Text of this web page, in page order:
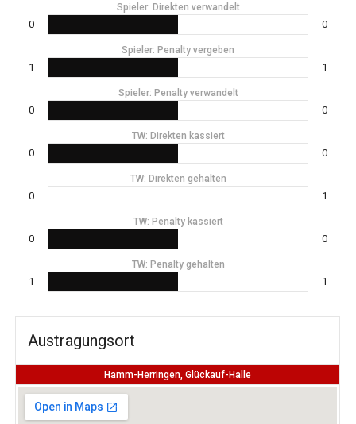
Spieler: Direkten verwandelt
0 0
Spieler: Penalty vergeben
1 1
Spieler: Penalty verwandelt
0 0
TW: Direkten kassiert
0 0
TW: Direkten gehalten
0 1
TW: Penalty kassiert
0 0
TW: Penalty gehalten
1 1
Austragungsort
Hamm-Herringen, Glückauf-Halle